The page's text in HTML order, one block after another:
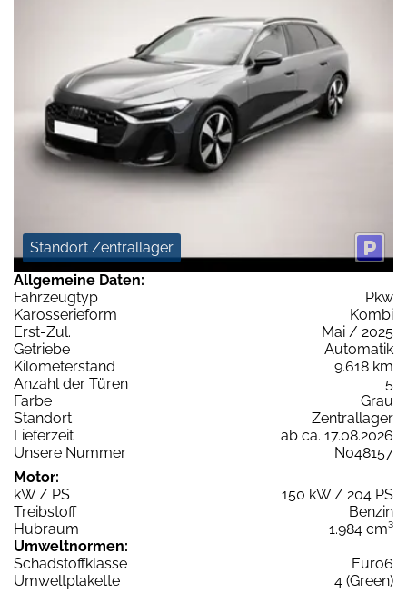
Standort Zentrallager
Allgemeine Daten:
Fahrzeugtyp
Pkw
Karosserieform
Kombi
Erst-Zul.
Mai / 2025
Getriebe
Automatik
Kilometerstand
9.618 km
Anzahl der Türen
5
Farbe
Grau
Standort
Zentrallager
Lieferzeit
ab ca. 17.08.2026
Unsere Nummer
N048157
Motor:
kW / PS
150 kW / 204 PS
Treibstoff
Benzin
Hubraum
1.984 cm³
Umweltnormen:
Schadstoffklasse
Euro6
Umweltplakette
4 (Green)